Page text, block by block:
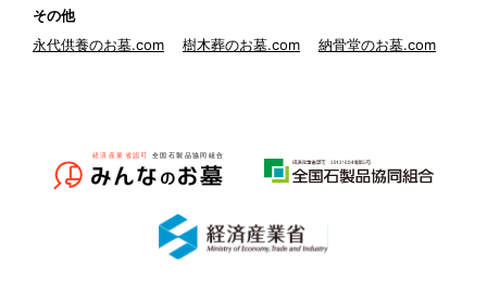
その他
永代供養のお墓.com
樹木葬のお墓.com 納骨堂のお墓.com